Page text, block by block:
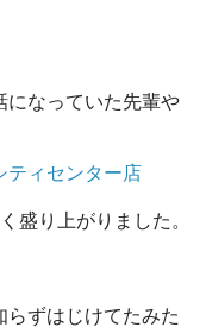
になっていた先輩や
ィセンター店
盛り上がりました。
らずはじけてたみた